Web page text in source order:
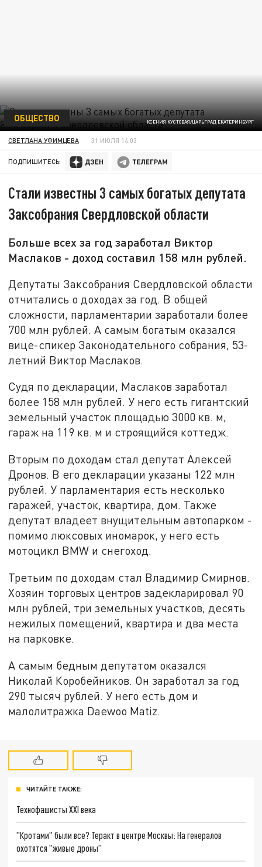
КСЕНИЯ КУСТОВАЯ/ЦАРЬГРАД ЕКАТЕРИНБУРГ
ОБЩЕСТВО
СВЕТЛАНА УФИМЦЕВА 31 ИЮЛЯ 14:03
ПОДПИШИТЕСЬ:
Стали известны 3 самых богатых депутата
Заксобрания Свердловской области
Больше всех за год заработал Виктор
Маслаков - доход составил 158 млн рублей.
Депутаты Заксобрания Свердловской области
отчитались о доходах за год. В общей
сложности, парламентарии заработали более
700 млн рублей. А самым богатым оказался
вице-спикер Законодательного собрания, 53-
летний Виктор Маслаков.
Судя по декларации, Маслаков заработал
более 158 млн рублей. У него есть гигантский
земельный участок площадью 3000 кв. м,
гараж на 119 кв. м и строящийся коттедж.
Вторым по доходам стал депутат Алексей
Дронов. В его декларации указаны 122 млн
рублей. У парламентария есть несколько
гаражей, участок, квартира, дом. Также
депутат владеет внущительным автопарком -
помимо люксовых иномарок, у него есть
мотоцикл BMW и снегоход.
Третьим по доходам стал Владимир Смирнов.
Хозяин торговых центров задекларировал 90
млн рублей, три земельных участков, десять
нежилых помещений, квартира и два места
на парковке.
А самым бедным депутатом оказался
Николай Коробейников. Он заработал за год
290 тысяч рублей. У него есть дом и
малолитражка Daewoo Matiz.
ЧИТАЙТЕ ТАКЖЕ:
Технофашисты XXI века
"Кротами" были все? Теракт в центре Москвы: На генералов
охотятся "живые дроны"